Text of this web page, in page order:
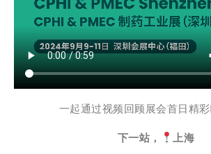
一起通过视频回顾展会首日精彩
下一站，
上海